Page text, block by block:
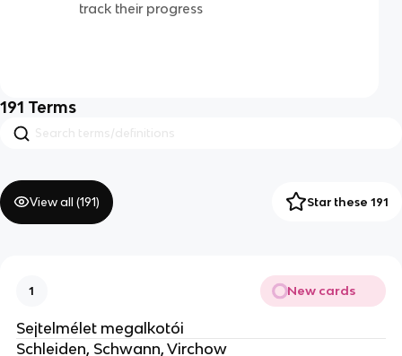
track their progress
191 Terms
View all (191) Star these 191
1 New cards
Sejtelmélet megalkotói
Schleiden, Schwann, Virchow